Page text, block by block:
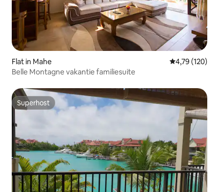
Flat in Mahe Gemiddelde
4,79 (120)
Belle Montagne vakantie familiesuite
Superhost
Superhost